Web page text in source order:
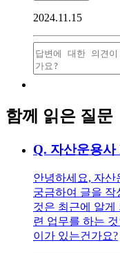
2024.11.15
함께 읽은 질문
Q. 자산운용사
안녕하세요, 자산
궁금하여 글을
것은 최근에 알게
련 업무를 하는
이가 있는건가요?